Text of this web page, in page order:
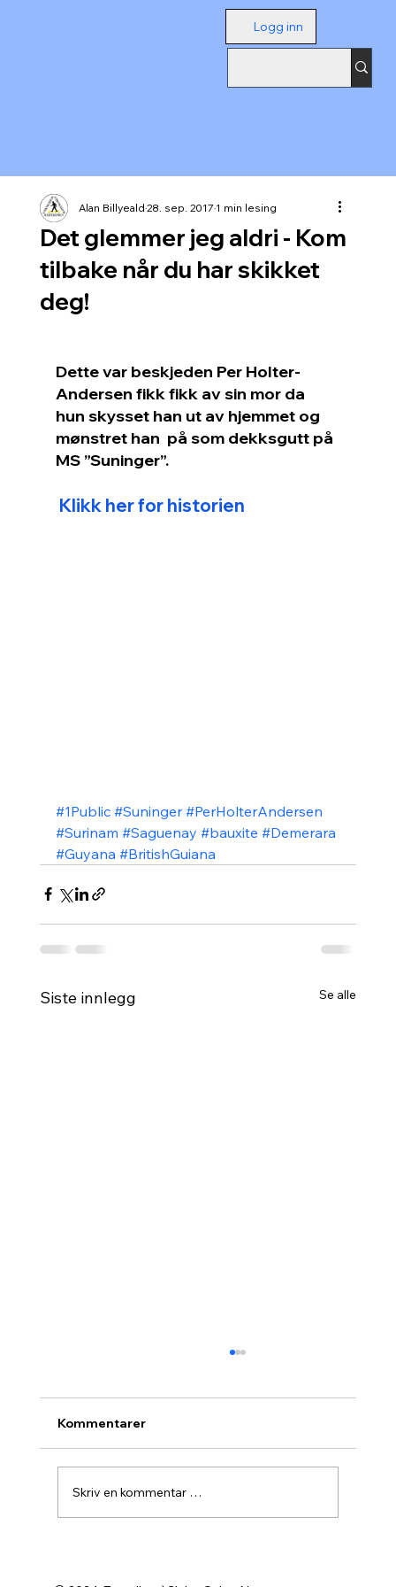
Logg inn
Det glemmer jeg aldri - Kom
tilbake når du har skikket
deg!
Alan Billyeald28. sep. 20171 min lesing
Dette var beskjeden Per Holter-
Andersen fikk fikk av sin mor da
hun skysset han ut av hjemmet og
mønstret han  på som dekksgutt på
MS ”Suninger”.
Klikk her for historien
#1Public #Suninger #PerHolterAndersen
#Surinam #Saguenay #bauxite #Demerara
#Guyana #BritishGuiana
Siste innlegg Se alle
Kommentarer
Skriv en kommentar …